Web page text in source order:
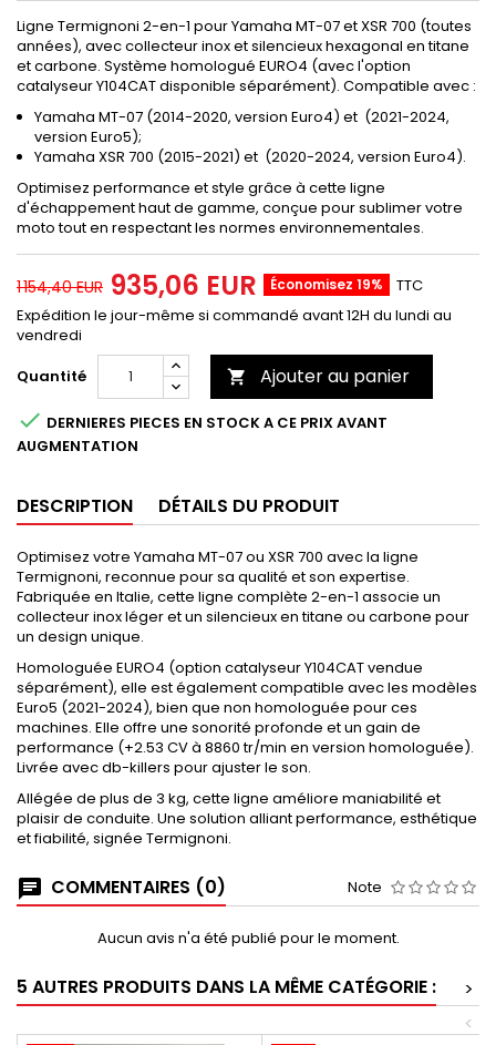
Ligne Termignoni 2-en-1 pour Yamaha MT-07 et XSR 700 (toutes
années), avec collecteur inox et silencieux hexagonal en titane
et carbone. Système homologué EURO4 (avec l'option
catalyseur Y104CAT disponible séparément). Compatible avec :
Yamaha MT-07 (2014-2020, version Euro4) et (2021-2024,
version Euro5);
Yamaha XSR 700 (2015-2021) et (2020-2024, version Euro4).
Optimisez performance et style grâce à cette ligne
d'échappement haut de gamme, conçue pour sublimer votre
moto tout en respectant les normes environnementales.
1 154,40 EUR 935,06 EUR Économisez 19%
TTC
Expédition le jour-même si commandé avant 12H du lundi au
vendredi
Quantité
 Ajouter au panier
 DERNIERES PIECES EN STOCK A CE PRIX AVANT
AUGMENTATION
DESCRIPTION DÉTAILS DU PRODUIT
Optimisez votre Yamaha MT-07 ou XSR 700 avec la ligne
Termignoni, reconnue pour sa qualité et son expertise.
Fabriquée en Italie, cette ligne complète 2-en-1 associe un
collecteur inox léger et un silencieux en titane ou carbone pour
un design unique.
Homologuée EURO4 (option catalyseur Y104CAT vendue
séparément), elle est également compatible avec les modèles
Euro5 (2021-2024), bien que non homologuée pour ces
machines. Elle offre une sonorité profonde et un gain de
performance (+2.53 CV à 8860 tr/min en version homologuée).
Livrée avec db-killers pour ajuster le son.
Allégée de plus de 3 kg, cette ligne améliore maniabilité et
plaisir de conduite. Une solution alliant performance, esthétique
et fiabilité, signée Termignoni.
COMMENTAIRES (0) Note
Aucun avis n'a été publié pour le moment.
5 AUTRES PRODUITS DANS LA MÊME CATÉGORIE :
>
<